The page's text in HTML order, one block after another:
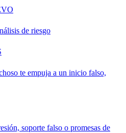
de riesgo
te empuja a un inicio falso,
soporte falso o promesas de